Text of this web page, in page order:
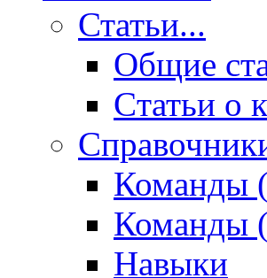
Статьи...
Общие
Cтатьи о
Команды
Команды
Навыки